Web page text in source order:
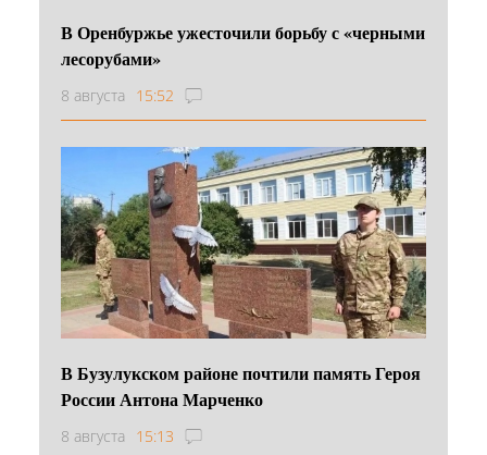
В Оренбуржье ужесточили борьбу с «черными
лесорубами»
8 августа 15:52
В Бузулукском районе почтили память Героя
России Антона Марченко
8 августа 15:13